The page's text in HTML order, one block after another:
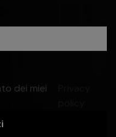
dei miei